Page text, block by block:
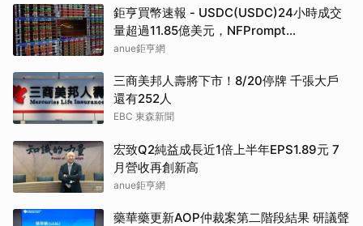
鉅亨買幣速報 - USDC(USDC)24小時成交
量超過11.85億美元，NFPrompt
Token(NFP)24小時漲幅達66.2%
anue鉅亨網
三商美邦人壽將下市！8/20停牌 千張大戶
還有252人
EBC 東森新聞
宏致Q2純益成長近1倍上半年EPS1.89元 7
月營收再創新高
anue鉅亨網
藥華藥更新AOP仲裁案第二階段結果 研議聲